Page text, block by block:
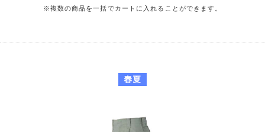
※複数の商品を一括でカートに入れることができます。